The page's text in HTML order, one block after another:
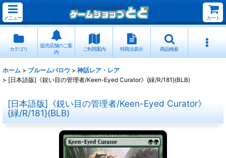
メニュー カート
カテゴリ
販売店舗のご案
内
ご利用案内 特商法表示 商品検索
ホーム > ブルームバロウ > 神話レア・レア
> [日本語版]《鋭い目の管理者/Keen-Eyed Curator》{緑/R/181}(BLB)
[日本語版]《鋭い目の管理者/Keen-Eyed Curator》
{緑/R/181}(BLB)